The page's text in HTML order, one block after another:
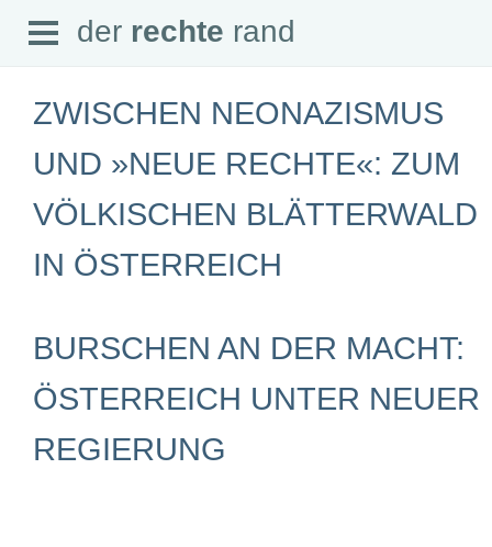
der rechte rand
SEITEN
Aktuell
Abonnement
Downloads
Impressum
Datenschutz
SCHWERPUNKTE
Open
Menu
der rechte rand
ZWISCHEN NEONAZISMUS
UND »NEUE RECHTE«: ZUM
VÖLKISCHEN BLÄTTERWALD
IN ÖSTERREICH
BURSCHEN AN DER MACHT:
ÖSTERREICH UNTER NEUER
REGIERUNG